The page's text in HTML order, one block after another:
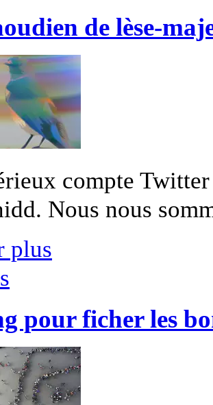
de lèse-
compte
Nous nous
plus
pour ficher les